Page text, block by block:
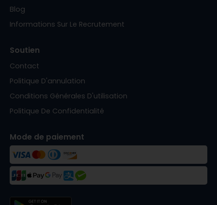
Blog
Informations Sur Le Recrutement
Soutien
Contact
Politique D'annulation
Conditions Générales D'utilisation
Politique De Confidentialité
Mode de paiement